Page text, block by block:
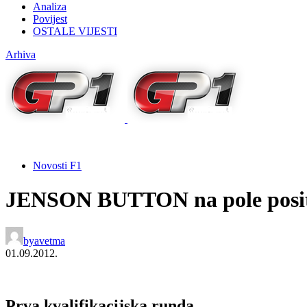
Analiza
Povijest
OSTALE VIJESTI
Arhiva
Novosti F1
JENSON BUTTON na pole
byavetma
01.09.2012.